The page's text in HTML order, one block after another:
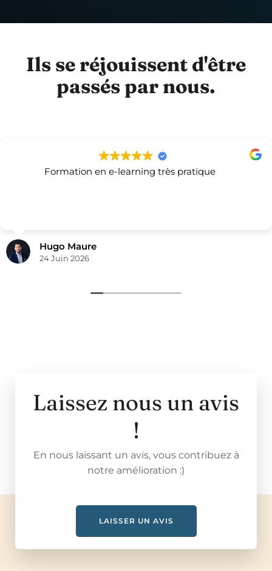
Ils se réjouissent d'être
passés par nous.
Formation en e-learning très pratique
Hugo Maure
24 Juin 2026
Laissez nous un avis
!
En nous laissant un avis, vous contribuez à
notre amélioration :)
LAISSER UN AVIS